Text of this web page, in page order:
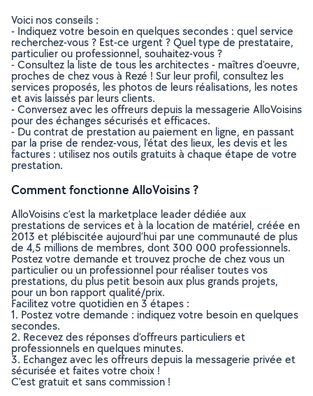
Voici nos conseils :
- Indiquez votre besoin en quelques secondes : quel service
recherchez-vous ? Est-ce urgent ? Quel type de prestataire,
particulier ou professionnel, souhaitez-vous ?
- Consultez la liste de tous les architectes - maîtres d'oeuvre,
proches de chez vous à Rezé ! Sur leur profil, consultez les
services proposés, les photos de leurs réalisations, les notes
et avis laissés par leurs clients.
- Conversez avec les offreurs depuis la messagerie AlloVoisins
pour des échanges sécurisés et efficaces.
- Du contrat de prestation au paiement en ligne, en passant
par la prise de rendez-vous, l’état des lieux, les devis et les
factures : utilisez nos outils gratuits à chaque étape de votre
prestation.
Comment fonctionne AlloVoisins ?
AlloVoisins c’est la marketplace leader dédiée aux
prestations de services et à la location de matériel, créée en
2013 et plébiscitée aujourd’hui par une communauté de plus
de 4,5 millions de membres, dont 300 000 professionnels.
Postez votre demande et trouvez proche de chez vous un
particulier ou un professionnel pour réaliser toutes vos
prestations, du plus petit besoin aux plus grands projets,
pour un bon rapport qualité/prix.
Facilitez votre quotidien en 3 étapes :
1. Postez votre demande : indiquez votre besoin en quelques
secondes.
2. Recevez des réponses d’offreurs particuliers et
professionnels en quelques minutes.
3. Echangez avec les offreurs depuis la messagerie privée et
sécurisée et faites votre choix !
C’est gratuit et sans commission !